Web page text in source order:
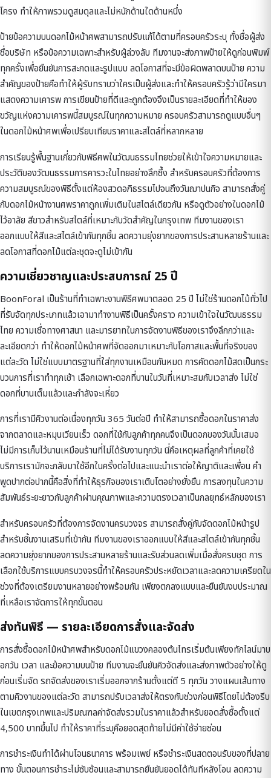
โครง ทำให้ภาพรวมดูสมดุลและไม่หนักด้านใดด้านหนึ่ง
ป้ายข้อความบนดอกไม้หน้าศพสามารถปรับแก้ได้ตามที่ครอบครัวระบุ ทั้งชื่อผู้ส่ง
ชื่อบริษัท หรือข้อความเฉพาะสำหรับผู้ล่วงลับ ทีมงานจะส่งภาพป้ายให้ดูก่อนพิมพ์
ทุกครั้งเพื่อยืนยันการสะกดและรูปแบบ ลดโอกาสที่จะมีข้อผิดพลาดบนป้าย ความ
สำคัญของป้ายคือทำให้ผู้รับทราบว่าใครเป็นผู้ส่งและทำให้ครอบครัวรู้ว่ามีใครมา
แสดงความเคารพ การเขียนป้ายที่ดีและถูกต้องจึงเป็นรายละเอียดที่ทำให้ของ
ขวัญแห่งความเคารพนี้สมบูรณ์ในทุกความหมาย ครอบครัวสามารถดูแบบอื่นๆ
ในดอกไม้หน้าศพเพื่อเปรียบเทียบราคาและสไตล์ที่หลากหลาย
การเรียนรู้พื้นฐานเกี่ยวกับพิธีศพในวัฒนธรรมไทยช่วยให้เข้าใจความหมายและ
ประวัติของวัฒนธรรมการคารวะในไทยอย่างลึกซึ้ง สำหรับครอบครัวที่ต้องการ
ความสมบูรณ์ของพิธีตั้งแต่ห้องสวดอภิธรรมไปจนถึงวันฌาปนกิจ สามารถสั่งคู่
กับดอกไม้หน้างานศพราคาถูกเพิ่มเติมในสไตล์เดียวกัน หรือดูตัวอย่างในดอกไม้
ไว้อาลัย สีขาวสำหรับสไตล์ที่เหมาะกับวัดสำคัญในกรุงเทพ ทีมงานของเรา
ออกแบบให้สีและสไตล์เข้ากันทุกชิ้น ลดความยุ่งยากของการประสานหลายร้านและ
ลดโอกาสที่ดอกไม้แต่ละชุดจะดูไม่เข้ากัน
ความเชี่ยวชาญและประสบการณ์ 25 ปี
BoonForal เป็นร้านที่ทำเฉพาะงานพิธีศพมาตลอด 25 ปี ไม่ใช่ร้านดอกไม้ทั่วไป
ที่รับจัดทุกประเภทแล้วเอามาทำงานพิธีเป็นครั้งคราว ความเข้าใจในวัฒนธรรม
ไทย ความเชื่อทางศาสนา และมารยาทในการจัดงานพิธีของเราจึงลึกกว่าและ
ละเอียดกว่า ทำให้ดอกไม้หน้าศพที่จัดออกมาเหมาะกับโอกาสและพื้นที่จริงของ
แต่ละวัด ไม่ใช่แบบมาตรฐานที่ใส่ทุกงานเหมือนกันหมด การคัดดอกไม้สดเป็นกระ
บวนการที่เราทำทุกเช้า เลือกเฉพาะดอกที่บานในวันที่เหมาะสมกับเวลาส่ง ไม่ใช่
ดอกที่บานเต็มแล้วและกำลังจะเหี่ยว
การที่เรามีคิวงานต่อเนื่องทุกวัน 365 วันต่อปี ทำให้สามารถซื้อดอกในราคาส่ง
จากตลาดและหมุนเวียนเร็ว ดอกที่ใช้กับลูกค้าทุกคนจึงเป็นดอกของวันนั้นเสมอ
ไม่มีการเก็บไว้นานเหมือนร้านที่ไม่ได้รับงานทุกวัน นี่คือเหตุผลที่ลูกค้าที่เคยใช้
บริการเรามักจะกลับมาใช้อีกในครั้งต่อไปและแนะนำเราต่อให้ญาติและเพื่อน คำ
พูดปากต่อปากนี้คือสิ่งที่ทำให้ธุรกิจของเราเติบโตอย่างยั่งยืน การลงทุนในความ
สัมพันธ์ระยะยาวกับลูกค้าผ่านคุณภาพและความตรงเวลาเป็นกลยุทธ์หลักของเรา
สำหรับครอบครัวที่ต้องการจัดงานครบวงจร สามารถสั่งคู่กับจัดดอกไม้หน้ารูป
สำหรับชิ้นงานเสริมที่เข้ากัน ทีมงานของเราออกแบบให้สีและสไตล์เข้ากันทุกชิ้น
ลดความยุ่งยากของการประสานหลายร้านและรับส่วนลดเพิ่มเมื่อสั่งครบชุด การ
เลือกใช้บริการแบบครบวงจรนี้ทำให้ครอบครัวประหยัดเวลาและลดความเครียดใน
ช่วงที่ต้องเตรียมงานหลายอย่างพร้อมกัน เพียงตกลงแบบและยืนยันงบประมาณ
ที่เหลือเราจัดการให้ทุกขั้นตอน
ส่งทันพิธี — รายละเอียดการสั่งและจัดส่ง
การสั่งซื้อดอกไม้หน้าศพสำหรับดอกไม้แขวงคลองต้นไทรเริ่มต้นเพียงทักไลน์มาบ
อกวัน เวลา และข้อความบนป้าย ทีมงานจะยืนยันคิวจัดส่งและส่งภาพตัวอย่างให้ดู
ก่อนเริ่มจัด รถจัดส่งของเราเริ่มออกจากร้านตั้งแต่ตี 5 ทุกวัน วางแผนเส้นทาง
ตามคิวงานของแต่ละวัด สามารถปรับเวลาส่งให้ตรงกับช่วงก่อนพิธีโดยไม่ต้องรีบ
ในเขตกรุงเทพและปริมณฑลค่าจัดส่งรวมในราคาแล้วสำหรับยอดสั่งซื้อตั้งแต่
4,500 บาทขึ้นไป ทำให้ราคาที่ระบุคือยอดสุดท้ายไม่มีค่าใช้จ่ายซ่อน
การชำระเงินทำได้ผ่านโอนธนาคาร พร้อมเพย์ หรือชำระเงินสดตอนรับของที่ปลาย
ทาง ขั้นตอนการชำระไม่ซับซ้อนและสามารถยืนยันยอดได้ทันทีหลังโอน ลดความ